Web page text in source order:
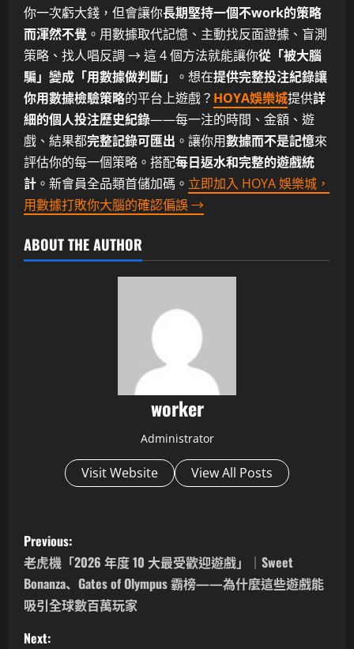
你一次虧大錢，但會讓你長期堅持一個不work的策略
而渾然不覺 。用數據取代記憶、主動找反面證據、盲測
策略、找人唱反調 → 這 4 個方法就能讓你從「被大腦
騙」變成「用數據做判斷」
。想在提供完整投注紀錄讓
你用數據檢驗策略的平台上遊戲？ HOYA娛樂城提供詳
細的個人投注歷史紀錄——每一注的時間、金額、遊
戲、結果都完整記錄可匯出 。讓你用數據而不是記憶來
評估你的每一個策略。搭配每日返水和完整的遊戲統
計 。新會員全品類首儲加碼。 立即加入 HOYA 娛樂城，
用數據打敗你大腦的確認偏誤 →
ABOUT THE AUTHOR
worker
Administrator
Visit Website View All Posts
P
o
s
t
Previous:
老虎機「2026 年度 10 大最受歡迎遊戲」｜Sweet
Bonanza、Gates of Olympus 霸榜——為什麼這些遊戲能
吸引全球數百萬玩家
Next: